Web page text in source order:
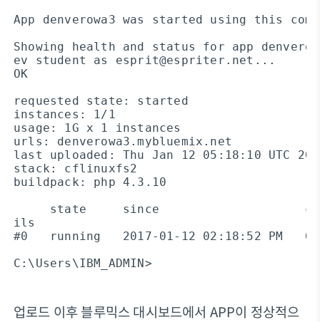
App denverowa3 was started using this
Showing health and status for app
ev student as esprit@espriter.net...
OK
requested state: started
instances: 1/1
usage: 1G x 1 instances
urls: denverowa3.mybluemix.net
last uploaded: Thu Jan 12 05:18:10 UTC
stack: cflinuxfs2
buildpack: php 4.3.10
state     since
ils
#0   running   2017-01-12 02:18:52 PM
업로드 이후 블루믹스 대시보드에서 APP이 정상적으